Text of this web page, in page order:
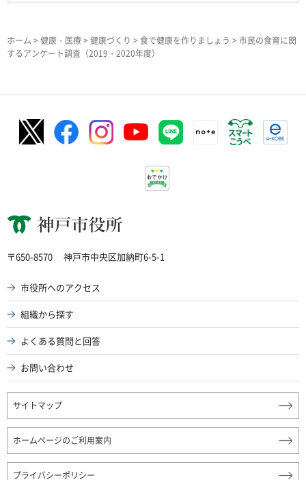
ホーム > 健康・医療> 健康づくり > 食で健康を作りましょう > 市民の食育に関
するアンケート調査（2019・2020年度）
神戸市役所
〒650-8570 神戸市中央区加納町6-5-1
市役所へのアクセス
組織から探す
よくある質問と回答
お問い合わせ
サイトマップ
ホームページのご利用案内
プライバシーポリシー